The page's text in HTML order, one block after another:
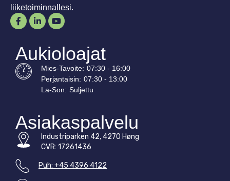
liiketoiminnallesi.
Aukioloajat
Mies-Tavoite: 07:30 - 16:00
Perjantaisin: 07:30 - 13:00
La-Son: Suljettu
Asiakaspalvelu
Industriparken 42, 4270 Høng
CVR: 17261436
Puh: +45 4396 4122